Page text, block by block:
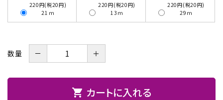
220円(税20円)
21ｍ
220円(税20円)
13ｍ
220円(税20円)
29ｍ
数量 － ＋
shopping_cart カートに入れる